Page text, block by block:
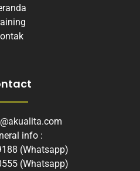
info :
(Whatsapp)
(Whatsapp)